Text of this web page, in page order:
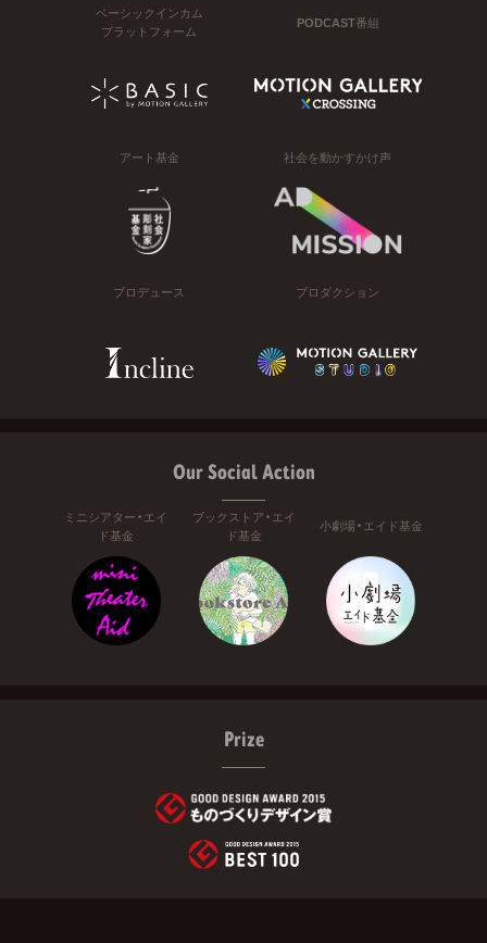
ベーシックインカム
プラットフォーム
PODCAST番組
アート基金 社会を動かすかけ声
プロデュース プロダクション
Our Social Action
ミニシアター・エイ
ド基金
ブックストア・エイ
ド基金
小劇場・エイド基金
Prize